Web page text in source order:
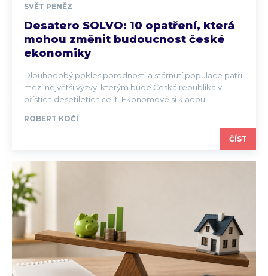
SVĚT PENĚZ
Desatero SOLVO: 10 opatření, která
mohou změnit budoucnost české
ekonomiky
Dlouhodobý pokles porodnosti a stárnutí populace patří
mezi největší výzvy, kterým bude Česká republika v
příštích desetiletích čelit. Ekonomové si kladou...
ROBERT KOČÍ
ČÍST